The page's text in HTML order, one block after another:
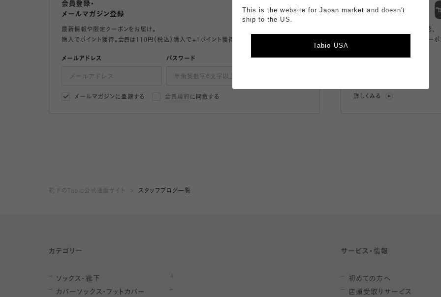
会員登録・
メールマガジン登録
最新情報や限定クーポンをお届け。
購入でポイント獲得。会員は110円（税込）購入で+1ポイント獲得。
メールアドレス パスワード
メールマガジンに登録する 会員規約 に同意する
アプリ
商品の購入、店舗の在庫確認、
アプリ限定のコンテンツやクー
詳しくみる
靴下のTabio公式通販サイト スタッフブログ一覧
カテゴリー
ソックス・靴下
カバーソックス・フットカバー
サービス・情報
初めての方へ
店頭受取りサービス
This is the website for Japan market and doesn't
ship to the US.
Tabio USA